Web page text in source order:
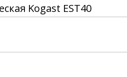
Kogast EST40